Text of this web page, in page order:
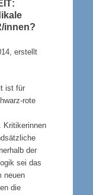
:
/innen?
erstellt
ist für
rote
Kritikerinnen
der
sei das
neuen
die